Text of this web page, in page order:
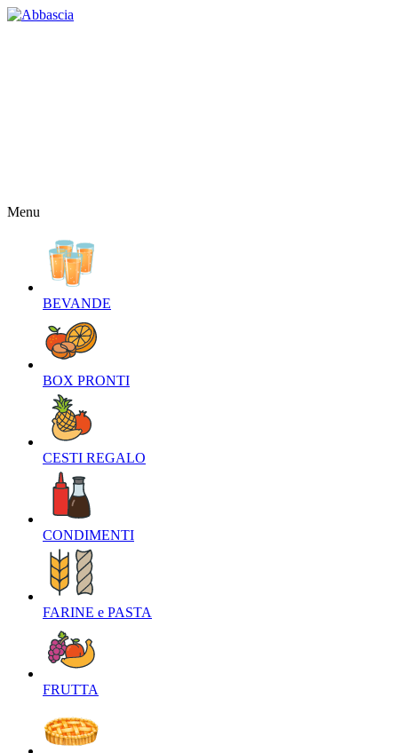
Menu
BEVANDE‎
BOX PRONTI‎
CESTI REGALO‎
CONDIMENTI‎
FARINE e PASTA‎
FRUTTA‎